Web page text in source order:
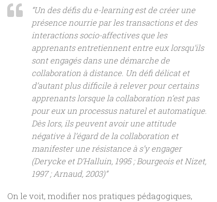
“Un des défis du e-learning est de créer une
présence nourrie par les transactions et des
interactions socio-affectives que les
apprenants entretiennent entre eux lorsqu’ils
sont engagés dans une démarche de
collaboration à distance. Un défi délicat et
d’autant plus difficile à relever pour certains
apprenants lorsque la collaboration n’est pas
pour eux un processus naturel et automatique.
Dès lors, ils peuvent avoir une attitude
négative à l’égard de la collaboration et
manifester une résistance à s’y engager
(Derycke et D’Halluin, 1995 ; Bourgeois et Nizet,
1997 ; Arnaud, 2003)”
On le voit, modifier nos pratiques pédagogiques,